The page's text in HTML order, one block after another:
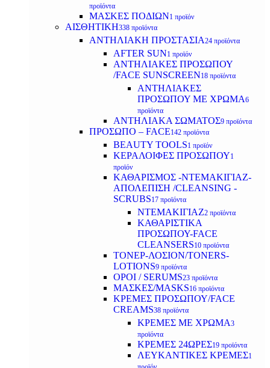
προϊόντα
ΜΑΣΚΕΣ ΠΟΔΙΩΝ1 προϊόν
ΑΙΣΘΗΤΙΚΗ338 προϊόντα
ΑΝΤΗΛΙΑΚΗ ΠΡΟΣΤΑΣΙΑ24 προϊόντα
AFTER SUN1 προϊόν
ΑΝΤΗΛΙΑΚΕΣ ΠΡΟΣΩΠΟΥ
/FACE SUNSCREEN18 προϊόντα
ΑΝΤΗΛΙΑΚΕΣ
ΠΡΟΣΩΠΟΥ ΜΕ ΧΡΩΜΑ6
προϊόντα
ΑΝΤΗΛΙΑΚΑ ΣΩΜΑΤΟΣ9 προϊόντα
ΠΡΟΣΩΠΟ – FACE142 προϊόντα
BEAUTY TOOLS1 προϊόν
ΚΕΡΑΛΟΙΦΕΣ ΠΡΟΣΩΠΟΥ1
προϊόν
ΚΑΘΑΡΙΣΜΟΣ -ΝΤΕΜΑΚΙΓΙΑΖ-
ΑΠΟΛΕΠΙΣΗ /CLEANSING -
SCRUBS17 προϊόντα
ΝΤΕΜΑΚΙΓΙΑΖ2 προϊόντα
ΚΑΘΑΡΙΣΤΙΚΑ
ΠΡΟΣΩΠΟΥ-FACE
CLEANSERS10 προϊόντα
ΤΟΝΕΡ-ΛΟΣΙΟΝ/TONERS-
LOTIONS9 προϊόντα
ΟΡΟΙ / SERUMS23 προϊόντα
ΜΑΣΚΕΣ/MASKS16 προϊόντα
ΚΡΕΜΕΣ ΠΡΟΣΩΠΟΥ/FACE
CREAMS38 προϊόντα
ΚΡΕΜΕΣ ΜΕ ΧΡΩΜΑ3
προϊόντα
ΚΡΕΜΕΣ 24ΩΡΕΣ19 προϊόντα
ΛΕΥΚΑΝΤΙΚΕΣ ΚΡΕΜΕΣ1